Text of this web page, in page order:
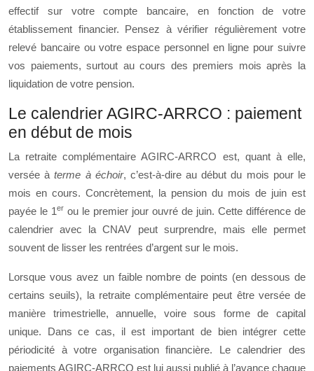
effectif sur votre compte bancaire, en fonction de votre
établissement financier. Pensez à vérifier régulièrement votre
relevé bancaire ou votre espace personnel en ligne pour suivre
vos paiements, surtout au cours des premiers mois après la
liquidation de votre pension.
Le calendrier AGIRC-ARRCO : paiement
en début de mois
La retraite complémentaire AGIRC-ARRCO est, quant à elle,
versée àterme à échoir, c’est-à-dire au début du mois pour le
mois en cours. Concrètement, la pension du mois de juin est
payée le 1er ou le premier jour ouvré de juin. Cette différence de
calendrier avec la CNAV peut surprendre, mais elle permet
souvent de lisser les rentrées d’argent sur le mois.
Lorsque vous avez un faible nombre de points (en dessous de
certains seuils), la retraite complémentaire peut être versée de
manière trimestrielle, annuelle, voire sous forme de capital
unique. Dans ce cas, il est important de bien intégrer cette
périodicité à votre organisation financière. Le calendrier des
paiements AGIRC-ARRCO est lui aussi publié à l’avance chaque